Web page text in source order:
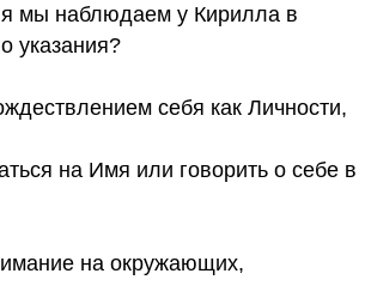
мы наблюдаем у Кирилла в
указания?
себя как Личности,
на Имя или говорить о себе в
на окружающих,